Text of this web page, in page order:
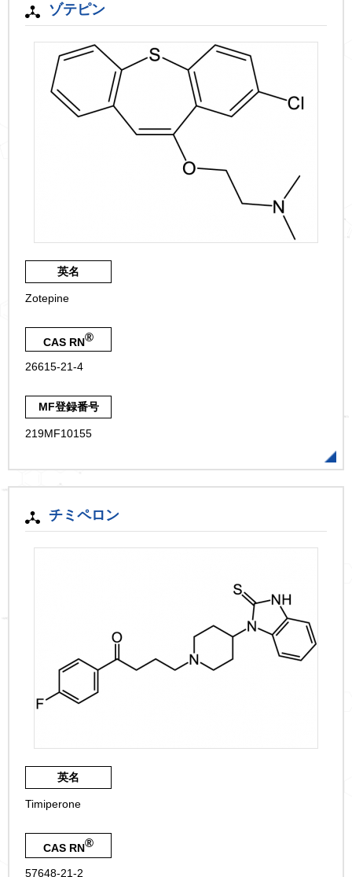
ゾテピン
英名
Zotepine
CAS RN®
26615-21-4
MF登録番号
219MF10155
チミペロン
英名
Timiperone
CAS RN®
57648-21-2